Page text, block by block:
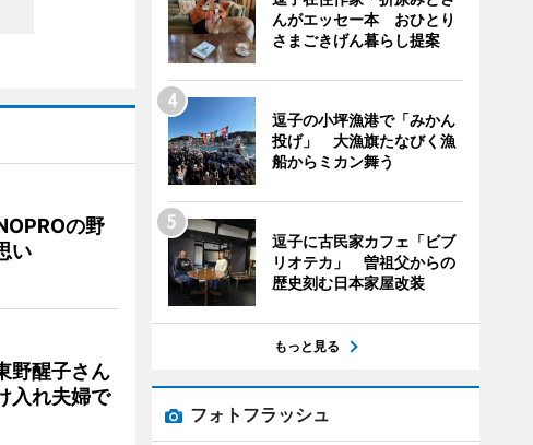
の野
い
野醒子さん
入れ夫婦で
んがエッセー本 おひとり
さまごきげん暮らし提案
逗子の小坪漁港で「みかん
投げ」 大漁旗たなびく漁
船からミカン舞う
逗子に古民家カフェ「ビブ
リオテカ」 曽祖父からの
歴史刻む日本家屋改装
もっと見る
フォトフラッシュ